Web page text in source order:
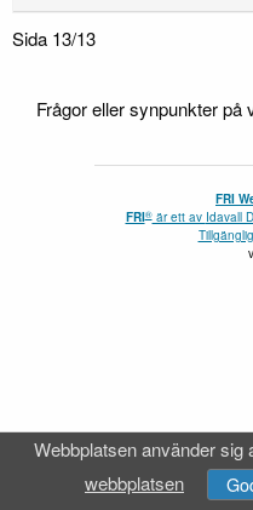
Sida 13/13
Frågor eller synpunkter på
FRI
FRI®är ett av Idavall
Webbplatsen använder sig
webbplatsen